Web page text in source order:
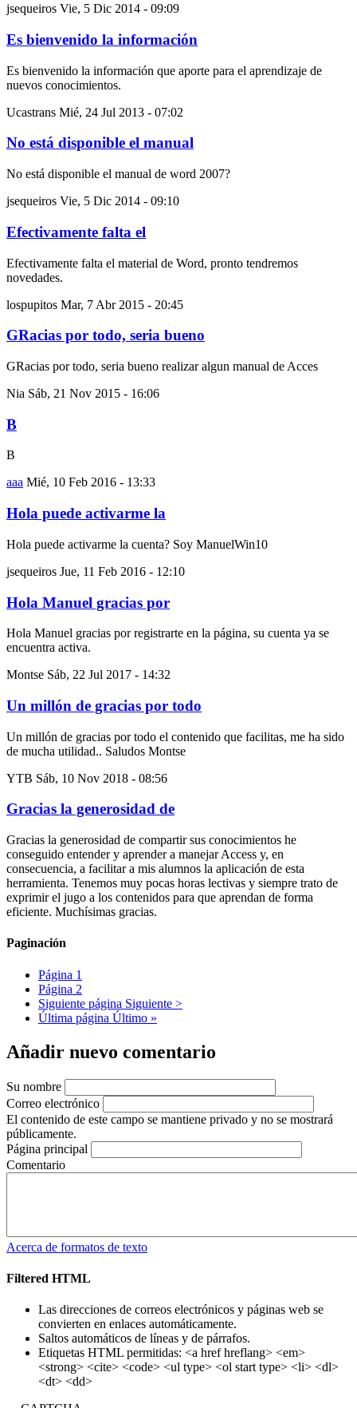
jsequeiros Vie, 5 Dic 2014 - 09:09
Es bienvenido la información
Es bienvenido la información que aporte para el aprendizaje de
nuevos conocimientos.
Ucastrans Mié, 24 Jul 2013 - 07:02
No está disponible el manual
No está disponible el manual de word 2007?
jsequeiros Vie, 5 Dic 2014 - 09:10
Efectivamente falta el
Efectivamente falta el material de Word, pronto tendremos
novedades.
lospupitos Mar, 7 Abr 2015 - 20:45
GRacias por todo, seria bueno
GRacias por todo, seria bueno realizar algun manual de Acces
Nia Sáb, 21 Nov 2015 - 16:06
B
B
aaa Mié, 10 Feb 2016 - 13:33
Hola puede activarme la
Hola puede activarme la cuenta? Soy ManuelWin10
jsequeiros Jue, 11 Feb 2016 - 12:10
Hola Manuel gracias por
Hola Manuel gracias por registrarte en la página, su cuenta ya se
encuentra activa.
Montse Sáb, 22 Jul 2017 - 14:32
Un millón de gracias por todo
Un millón de gracias por todo el contenido que facilitas, me ha sido
de mucha utilidad.. Saludos Montse
YTB Sáb, 10 Nov 2018 - 08:56
Gracias la generosidad de
Gracias la generosidad de compartir sus conocimientos he
conseguido entender y aprender a manejar Access y, en
consecuencia, a facilitar a mis alumnos la aplicación de esta
herramienta. Tenemos muy pocas horas lectivas y siempre trato de
exprimir el jugo a los contenidos para que aprendan de forma
eficiente. Muchísimas gracias.
Paginación
Página 1
Página 2
Siguiente página Siguiente >
Última página Último »
Añadir nuevo comentario
Su nombre
Correo electrónico
El contenido de este campo se mantiene privado y no se mostrará
públicamente.
Página principal
Comentario
Acerca de formatos de texto
Filtered HTML
Las direcciones de correos electrónicos y páginas web se
convierten en enlaces automáticamente.
Saltos automáticos de líneas y de párrafos.
Etiquetas HTML permitidas: <a href hreflang> <em>
<strong> <cite> <code> <ul type> <ol start type> <li> <dl>
<dt> <dd>